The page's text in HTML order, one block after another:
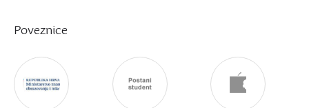
Poveznice